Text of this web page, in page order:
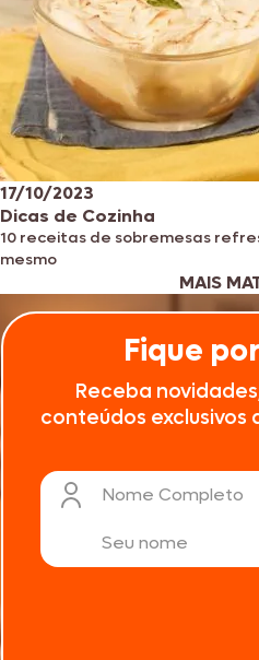
17/10/2023
Dicas de Cozinha
10 receitas de sobremesas
mesmo
MAIS
Fique
Receba
conteúdos exclusivos
Nome Completo